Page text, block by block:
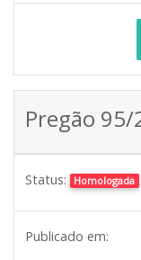
Pregão 95/
Status: Homologada
Publicado em: